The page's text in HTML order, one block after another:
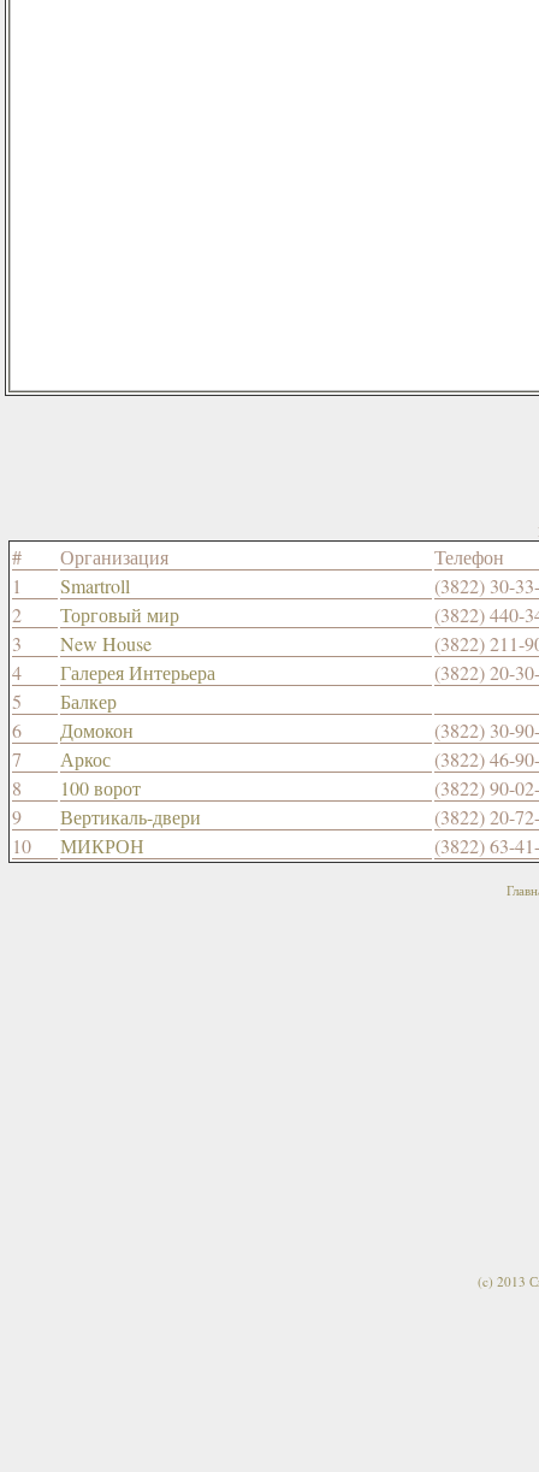
# Организация
Телефон
1
Smartroll
(3822) 30-
2
Торговый мир
(3822) 440-
3
New House
(3822) 211-
4
Галерея Интерьера
(3822) 20-
5
Балкер
6
Домокон
(3822) 30-
7
Аркос
(3822) 46-
8
100 ворот
(3822) 90-
9
Вертикаль-двери
(3822) 20-
10
МИКРОН (3822) 63-
(c) 2013